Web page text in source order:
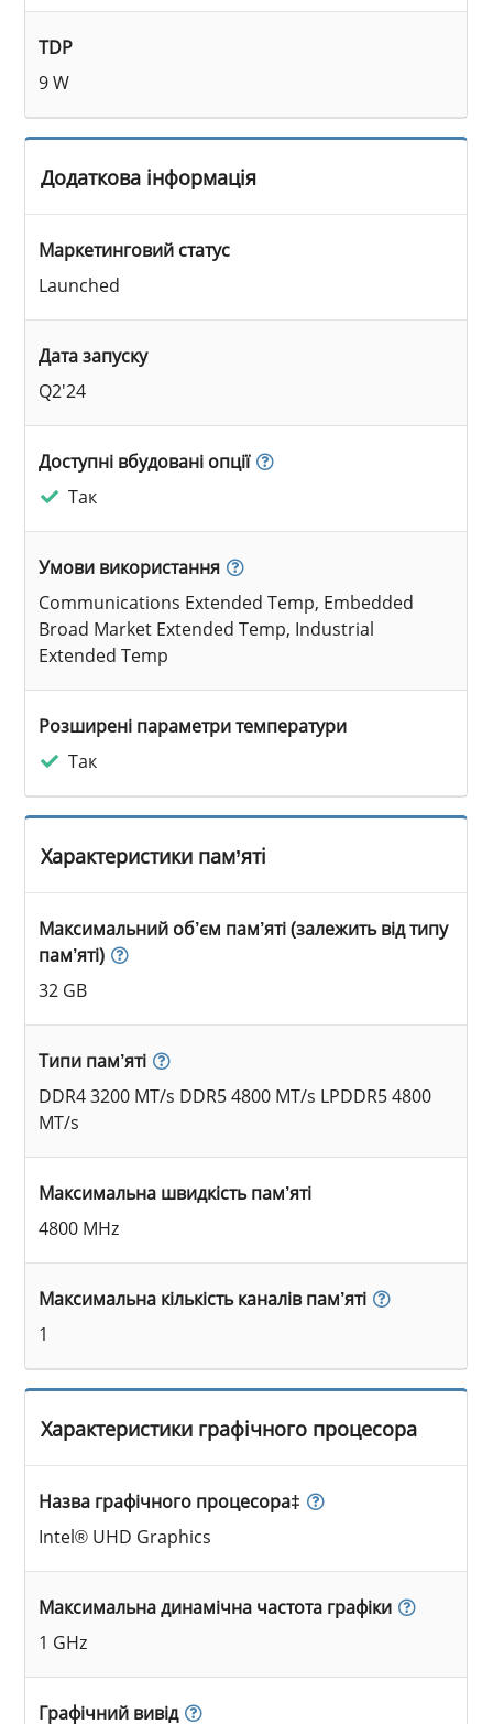
TDP
9 W
Додаткова інформація
Маркетинговий статус
Launched
Дата запуску
Q2'24
Доступні вбудовані опції
Так
Умови використання
Communications Extended Temp, Embedded
Broad Market Extended Temp, Industrial
Extended Temp
Розширені параметри температури
Так
Характеристики пам’яті
Максимальний об’єм пам’яті (залежить від типу
пам’яті)
32 GB
Типи пам’яті
DDR4 3200 MT/s DDR5 4800 MT/s LPDDR5 4800
MT/s
Максимальна швидкість пам’яті
4800 MHz
Максимальна кількість каналів пам’яті
1
Характеристики графічного процесора
Назва графічного процесора‡
Intel® UHD Graphics
Максимальна динамічна частота графіки
1 GHz
Графічний вивід